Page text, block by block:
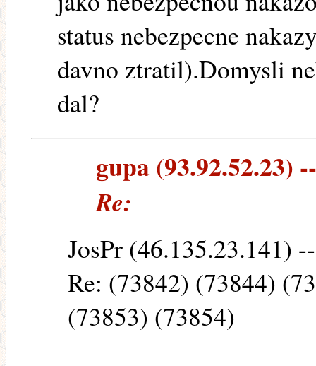
status nebezpecne
davno ztratil).Domysli
dal?
gupa (93.92.52.23)
Re:
JosPr (46.135.23.141)
Re: (73842) (73844)
(73853) (73854)